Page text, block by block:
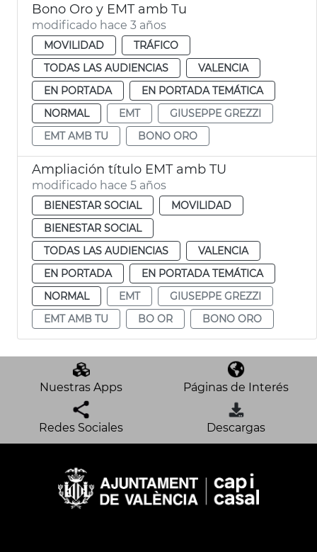
Bono Oro y EMT amb Tu
modificado hace 3 años
MOVILIDAD
TRÁFICO
TODAS LAS AUDIENCIAS
VALENCIA
EN PORTADA
EN PORTADA TEMÁTICA
NORMAL
EMT
GIUSEPPE GREZZI
EMT AMB TU
BONO ORO
Ampliación título EMT amb TU
modificado hace 5 años
BIENESTAR SOCIAL
MOVILIDAD
BIENESTAR SOCIAL
TODAS LAS AUDIENCIAS
VALENCIA
EN PORTADA
EN PORTADA TEMÁTICA
NORMAL
EMT
GIUSEPPE GREZZI
EMT AMB TU
BO OR BONO ORO
Nuestras Apps Páginas de Interés
Redes Sociales Descargas